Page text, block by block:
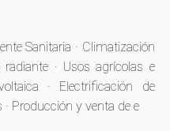
Sanitaria · Climatización
· Usos agrícolas e
· Electrificación de
Producción y venta de e